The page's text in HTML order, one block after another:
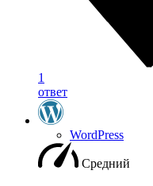
1
ответ
WordPress
Средний